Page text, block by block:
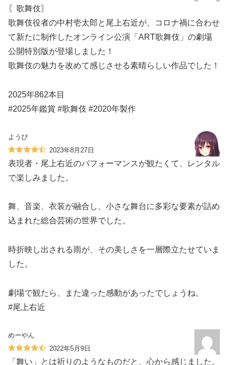
〖歌舞伎〗
歌舞伎役者の中村壱太郎と尾上右近が、コロナ禍に合わせ
て新たに制作したオンライン公演「ART歌舞伎」の劇場
公開特別版が登場しました！
歌舞伎の魅力を改めて感じさせる素晴らしい作品でした！
2025年862本目
#2025年鑑賞 #歌舞伎 #2020年製作
ようび
2023年8月27日
表現者・尾上右近のパフォーマンスが観たくて、レンタル
で楽しみました。
舞、音楽、衣装が融合し、小さな舞台に多彩な要素が詰め
込まれた総合芸術の世界でした。
時折映し出される雨が、その美しさを一層際立たせていま
した。
劇場で観たら、また違った感動があったでしょうね。
#尾上右近
めーやん
2022年5月9日
「舞い」とは祈りのようなものだと、心から感じました。